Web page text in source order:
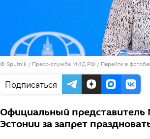
© Sputnik / Пресс-служба МИД РФ / Перейти в
Подписаться
Официальный
Эстонии за запрет